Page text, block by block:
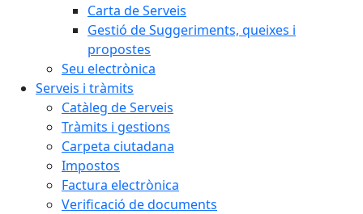
Carta de Serveis
Gestió de Suggeriments, queixes i
propostes
Seu electrònica
Serveis i tràmits
Catàleg de Serveis
Tràmits i gestions
Carpeta ciutadana
Impostos
Factura electrònica
Verificació de documents